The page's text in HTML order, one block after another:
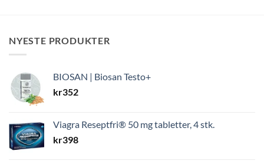
NYESTE PRODUKTER
BIOSAN | Biosan Testo+
kr352
Viagra Reseptfri® 50 mg tabletter, 4 stk.
kr398